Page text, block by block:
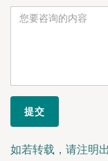
如若转载，请注明